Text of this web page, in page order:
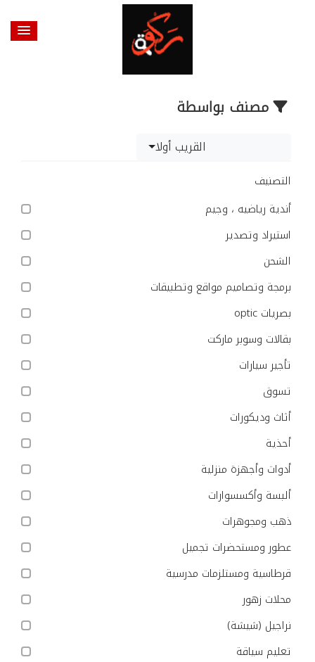
مصنف بواسطة
القريب أولا
التصنيف
أندية رياضيه ، وجيم
استيراد وتصدير
الشحن
برمجة وتصاميم مواقع وتطبيقات
بصريات optic
بقالات وسوبر ماركت
تأجير سيارات
تسوق
أثاث وديكورات
أحذية
أدوات وأجهزة منزلية
ألبسة وأكسسوارات
ذهب ومجوهرات
عطور ومستحضرات تجميل
قرطاسية ومستلزمات مدرسية
محلات زهور
نراجيل (شيشة)
تعليم سياقة